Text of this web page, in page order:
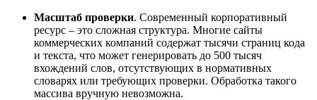
Масштаб проверки. Современный корпоративный
ресурс – это сложная структура. Многие сайты
коммерческих компаний содержат тысячи страниц кода
и текста, что может генерировать до 500 тысяч
вхождений слов, отсутствующих в нормативных
словарях или требующих проверки. Обработка такого
массива вручную невозможна.